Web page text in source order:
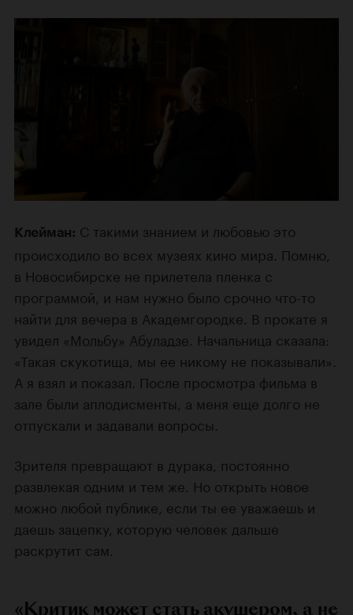
Клейман: С такими знанием и любовью это
происходило во всех музеях кино мира. Помню,
в Новосибирске не прилетела пленка с
программой, и нам нужно было срочно что-то
найти для вечера в Академгородке. В прокате я
увидел «Мольбу» Абуладзе . Начальница сказала:
«Такая скукотища, мы ее никому не показывали».
А я взял и показал. После просмотра фильма в
зале были аплодисменты, а меня еще долго не
отпускали и задавали вопросы.
Зрителя превращают в дурака, постоянно
развлекая одним и тем же. Но открыть новое
можно любой публике, если ты ее уважаешь и
даешь зацепку, которую человек дальше
раскрутит сам.
«Критик может стать акушером, а не